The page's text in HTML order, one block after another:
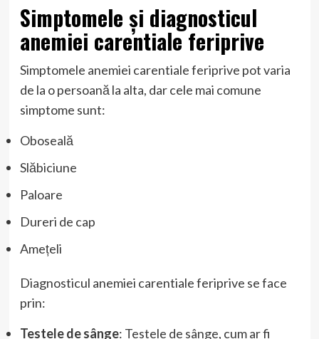
Simptomele și diagnosticul
anemiei carentiale feriprive
Simptomele anemiei carentiale feriprive pot varia
de la o persoană la alta, dar cele mai comune
simptome sunt:
Oboseală
Slăbiciune
Paloare
Dureri de cap
Amețeli
Diagnosticul anemiei carentiale feriprive se face
prin:
Testele de sânge: Testele de sânge, cum ar fi